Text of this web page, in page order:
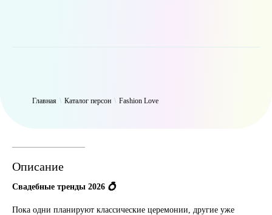
Главная \ Каталог персон \ Fashion Love
Описание
Свадебные тренды 2026 💍
Пока одни планируют классические церемонии, другие уже